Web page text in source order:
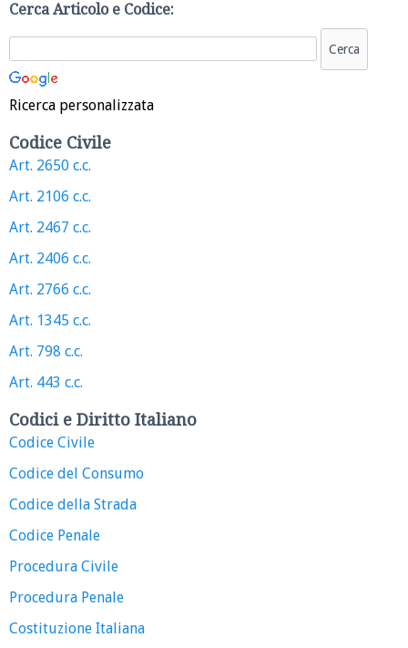
Cerca Articolo e Codice:
Ricerca personalizzata
Codice Civile
Art. 2650 c.c.
Art. 2106 c.c.
Art. 2467 c.c.
Art. 2406 c.c.
Art. 2766 c.c.
Art. 1345 c.c.
Art. 798 c.c.
Art. 443 c.c.
Codici e Diritto Italiano
Codice Civile
Codice del Consumo
Codice della Strada
Codice Penale
Procedura Civile
Procedura Penale
Costituzione Italiana